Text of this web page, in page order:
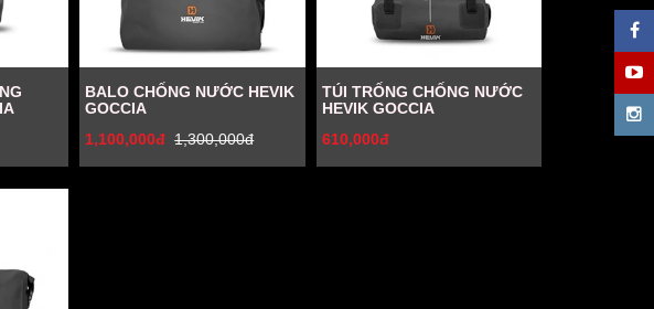
BALO CHỐNG NƯỚC HEVIK
GOCCIA
1,100,000đ 1,300,000đ
TÚI TRỐNG CHỐNG NƯỚC
HEVIK GOCCIA
610,000đ